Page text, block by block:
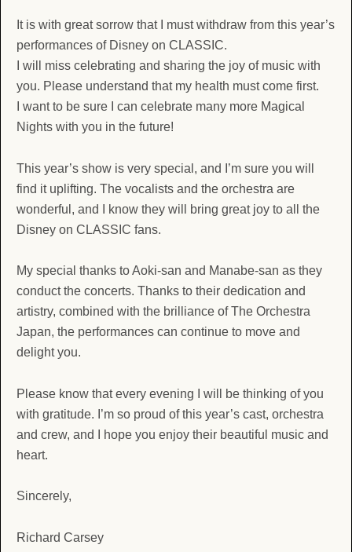
It is with great sorrow that I must withdraw from this year’s
performances of Disney on CLASSIC.
I will miss celebrating and sharing the joy of music with
you. Please understand that my health must come first.
I want to be sure I can celebrate many more Magical
Nights with you in the future!
This year’s show is very special, and I’m sure you will
find it uplifting. The vocalists and the orchestra are
wonderful, and I know they will bring great joy to all the
Disney on CLASSIC fans.
My special thanks to Aoki-san and Manabe-san as they
conduct the concerts. Thanks to their dedication and
artistry, combined with the brilliance of The Orchestra
Japan, the performances can continue to move and
delight you.
Please know that every evening I will be thinking of you
with gratitude. I’m so proud of this year’s cast, orchestra
and crew, and I hope you enjoy their beautiful music and
heart.
Sincerely,
Richard Carsey